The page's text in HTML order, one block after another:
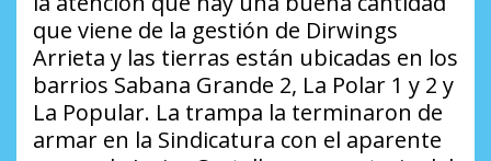
que viene de la gestión de Dirwings
Arrieta y las tierras están ubicadas en los
barrios Sabana Grande 2, La Polar 1 y 2 y
La Popular. La trampa la terminaron de
armar en la Sindicatura con el aparente